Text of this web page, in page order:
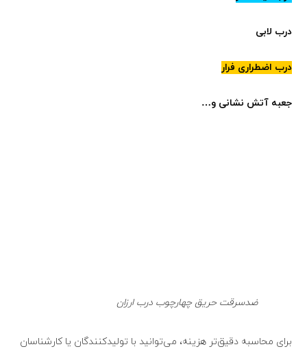
درب لابی
درب اضطراری فرار
جعبه آتش نشانی و…
ضدسرقت حریق چهارچوب درب ارزان
برای محاسبه دقیق‌تر هزینه، می‌توانید با تولیدکنندگان یا کارشناسان